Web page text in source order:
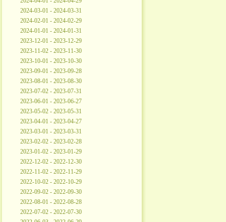
2024-03-01 - 2024-03-31
2024-02-01 - 2024-02-29
2024-01-01 - 2024-01-31
2023-12-01 - 2023-12-29
2023-11-02 - 2023-11-30
2023-10-01 - 2023-10-30
2023-09-01 - 2023-09-28
2023-08-01 - 2023-08-30
2023-07-02 - 2023-07-31
2023-06-01 - 2023-06-27
2023-05-02 - 2023-05-31
2023-04-01 - 2023-04-27
2023-03-01 - 2023-03-31
2023-02-02 - 2023-02-28
2023-01-02 - 2023-01-29
2022-12-02 - 2022-12-30
2022-11-02 - 2022-11-29
2022-10-02 - 2022-10-29
2022-09-02 - 2022-09-30
2022-08-01 - 2022-08-28
2022-07-02 - 2022-07-30